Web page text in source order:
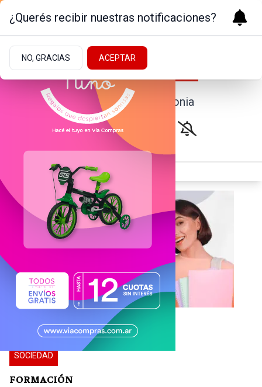
Noticias de la Patagonia
SOCIEDAD
FORMACIÓN
¿Querés recibir nuestras notificaciones?
NO, GRACIAS ACEPTAR